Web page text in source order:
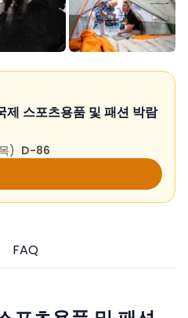
제 스포츠용품 및 패션 박람
) D-86
FAQ